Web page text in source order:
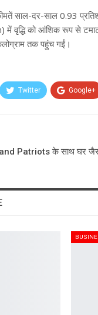
साल-दर-साल 0.93
में वृद्धि को आंशिक रूप से
तक पहुंच गईं।
Twitter Google+
Patriots के साथ घर